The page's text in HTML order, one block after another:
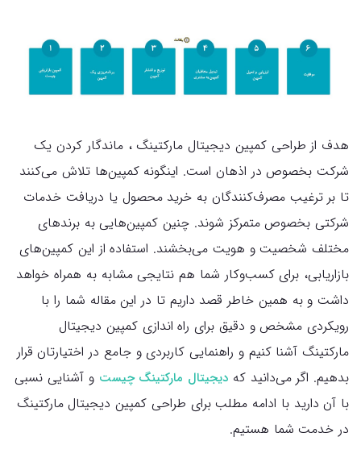
هدف از طراحی کمپین‌ دیجیتال مارکتینگ ، ماندگار کردن یک
شرکت بخصوص در اذهان است. اینگونه کمپین‌ها تلاش می‌کنند
تا بر ترغیب مصرف‌کنندگان به خرید محصول یا دریافت خدمات
شرکتی بخصوص متمرکز شوند. چنین کمپین‌هایی به برندهای
مختلف شخصیت و هویت می‌بخشند. استفاده از این کمپین‌های
بازاریابی، برای کسب‌و‌کار شما هم نتایجی مشابه به همراه خواهد
داشت و به همین خاطر قصد داریم تا در این مقاله شما را با
رویکردی مشخص و دقیق برای راه اندازی کمپین دیجیتال
مارکتینگ آشنا کنیم و راهنمایی کاربردی و جامع در اختیارتان قرار
بدهیم. اگر می‌دانید که دیجیتال مارکتینگ چیست و آشنایی نسبی
با آن دارید با ادامه مطلب برای طراحی کمپین‌ دیجیتال مارکتینگ
در خدمت شما هستیم.